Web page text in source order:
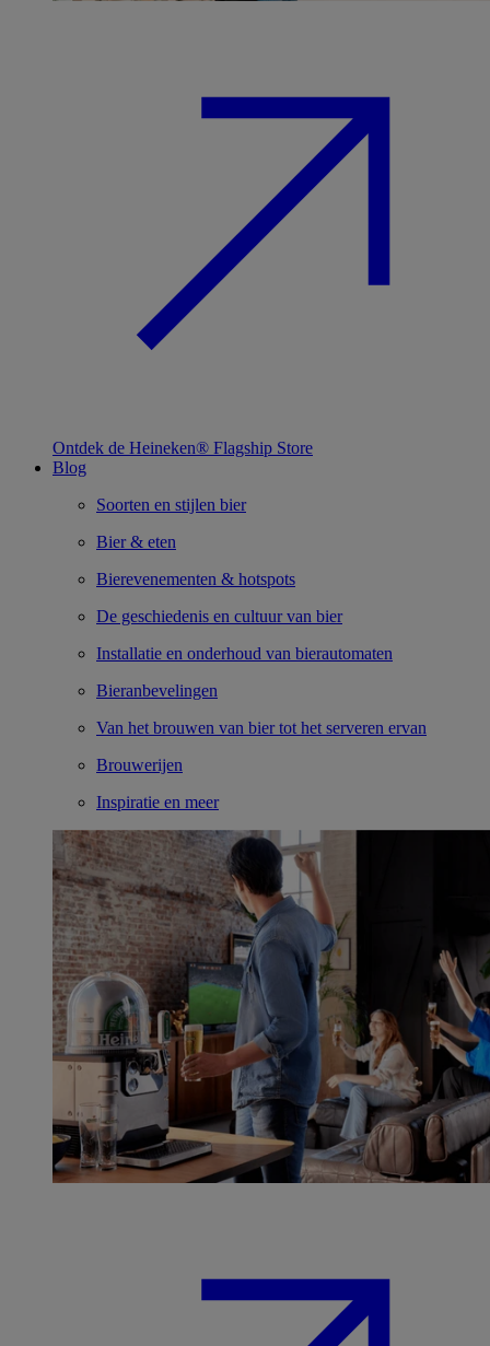
Ontdek de Heineken® Flagship Store
Blog
Soorten en stijlen bier
Bier & eten
Bierevenementen & hotspots
De geschiedenis en cultuur van bier
Installatie en onderhoud van bierautomaten
Bieranbevelingen
Van het brouwen van bier tot het serveren ervan
Brouwerijen
Inspiratie en meer